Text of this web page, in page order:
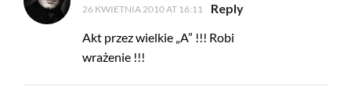
26 KWIETNIA 2010 AT 16:11
Reply
Akt przez wielkie „A” !!! Robi
wrażenie !!!